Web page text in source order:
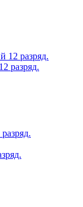
разряд.